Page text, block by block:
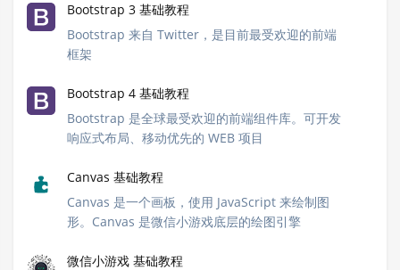
Bootstrap 3 基础教程
Bootstrap 来自 Twitter，是目前最受欢迎的前端
框架
Bootstrap 4 基础教程
Bootstrap 是全球最受欢迎的前端组件库。可开发
响应式布局、移动优先的 WEB 项目
Canvas 基础教程
Canvas 是一个画板，使用 JavaScript 来绘制图
形。Canvas 是微信小游戏底层的绘图引擎
微信小游戏 基础教程